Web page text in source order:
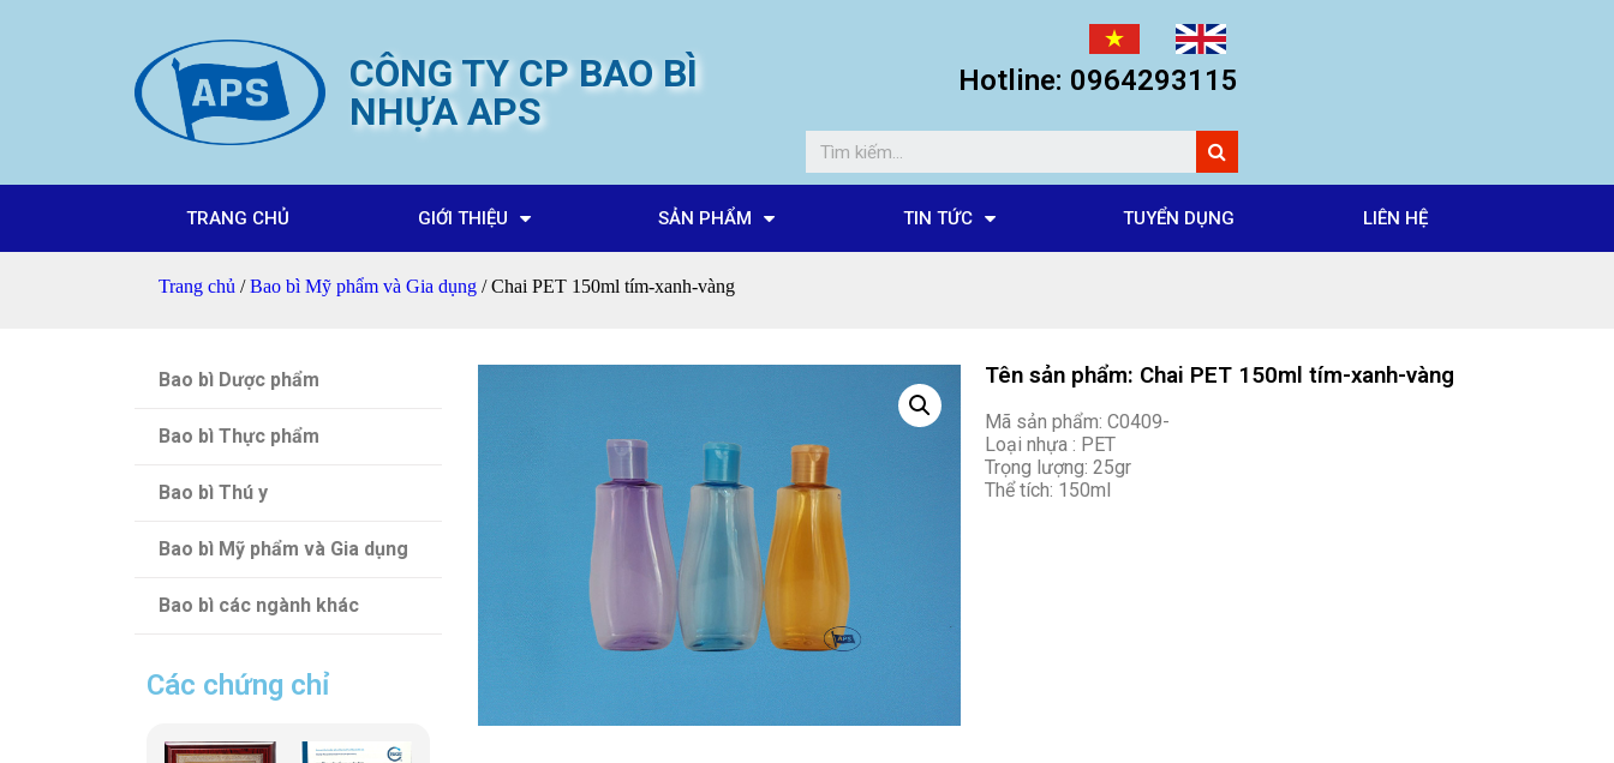
CÔNG TY CP BAO BÌ
NHỰA APS
Hotline: 0964293115
TRANG CHỦ GIỚI THIỆU SẢN PHẨM TIN TỨC TUYỂN DỤNG LIÊN HỆ
Trang chủ /Bao bì Mỹ phẩm và Gia dụng / Chai PET 150ml tím-xanh-vàng
Bao bì Dược phẩm
Bao bì Thực phẩm
Bao bì Thú y
Bao bì Mỹ phẩm và Gia dụng
Bao bì các ngành khác
Các chứng chỉ
Tên sản phẩm: Chai PET 150ml tím-xanh-vàng
Mã sản phẩm: C0409-
Loại nhựa : PET
Trọng lượng: 25gr
Thể tích: 150ml